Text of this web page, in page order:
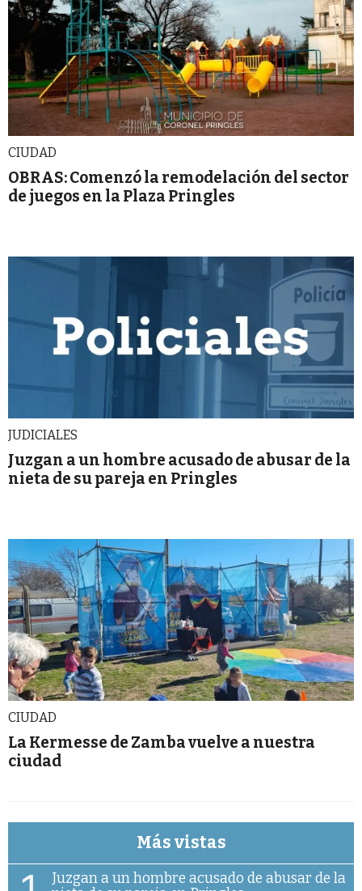
CIUDAD
OBRAS: Comenzó la remodelación del sector
de juegos en la Plaza Pringles
JUDICIALES
Juzgan a un hombre acusado de abusar de la
nieta de su pareja en Pringles
CIUDAD
La Kermesse de Zamba vuelve a nuestra
ciudad
Más vistas
Juzgan a un hombre acusado de abusar de la